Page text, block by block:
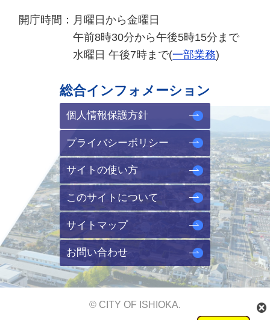
開庁時間： 月曜日から金曜日
午前8時30分から午後5時15分まで
水曜日 午後7時まで(一部業務)
総合インフォメーション
個人情報保護方針
プライバシーポリシー
サイトの使い方
このサイトについて
サイトマップ
お問い合わせ
© CITY OF ISHIOKA.